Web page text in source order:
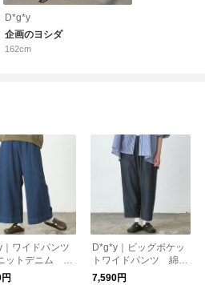
D*g*y
企画のヨシダ
162cm
｜ワイドパンツ
ットデニム D
D*g*y｜ビッグポケッ
トワイドパンツ 綿麻
デニム D3236
7,590円